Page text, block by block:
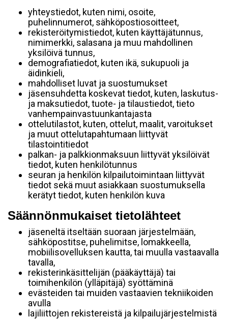
yhteystiedot, kuten nimi, osoite,
puhelinnumerot, sähköpostiosoitteet,
rekisteröitymistiedot, kuten käyttäjätunnus,
nimimerkki, salasana ja muu mahdollinen
yksilöivä tunnus,
demografiatiedot, kuten ikä, sukupuoli ja
äidinkieli,
mahdolliset luvat ja suostumukset
jäsensuhdetta koskevat tiedot, kuten, laskutus-
ja maksutiedot, tuote- ja tilaustiedot, tieto
vanhempainvastuunkantajasta
ottelutilastot, kuten, ottelut, maalit, varoitukset
ja muut ottelutapahtumaan liittyvät
tilastointitiedot
palkan- ja palkkionmaksuun liittyvät yksilöivät
tiedot, kuten henkilötunnus
seuran ja henkilön kilpailutoimintaan liittyvät
tiedot sekä muut asiakkaan suostumuksella
kerätyt tiedot, kuten henkilön kuva
Säännönmukaiset tietolähteet
jäseneltä itseltään suoraan järjestelmään,
sähköpostitse, puhelimitse, lomakkeella,
mobiilisovelluksen kautta, tai muulla vastaavalla
tavalla,
rekisterinkäsittelijän (pääkäyttäjä) tai
toimihenkilön (ylläpitäjä) syöttäminä
evästeiden tai muiden vastaavien tekniikoiden
avulla
lajiliittojen rekistereistä ja kilpailujärjestelmistä